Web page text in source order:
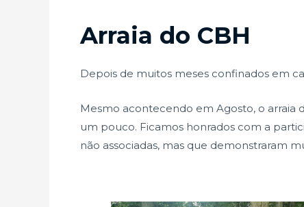
Arraia do CBH
Depois de muitos meses confinados em
Mesmo acontecendo em Agosto, o arraia
um pouco. Ficamos honrados com a
não associadas, mas que demonstraram